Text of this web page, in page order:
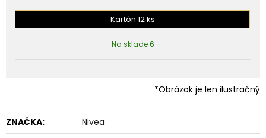
Kartón 12 ks
Na sklade 6
*Obrázok je len ilustračný
ZNAČKA:
Nivea